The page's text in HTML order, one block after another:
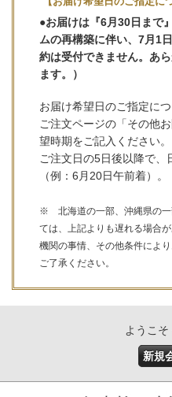
●お届けは『6月30日まで
ムの再構築に伴い、7月1
約は受付できません。あ
ます。）
お届け希望日のご指定につ
ご注文ページの「その他
望時期をご記入ください。
ご注文日の5日後以降で
（例：6月20日午前着）。
※ 北海道の一部、沖縄県の一
ては、上記よりも遅れる場合
機関の事情、その他条件によ
ご了承ください。
ようこ
新規